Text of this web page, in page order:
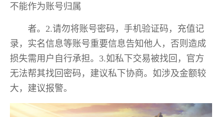
不能作为账号归属
者。2.请勿将账号密码，手机验证码，充值记
录，实名信息等账号重要信息告知他人，否则造成
损失需用户自行承担。3.如私下交易被找回，官方
无法帮其找回密码，建议私下协商。如涉及金额较
大，建议报警。